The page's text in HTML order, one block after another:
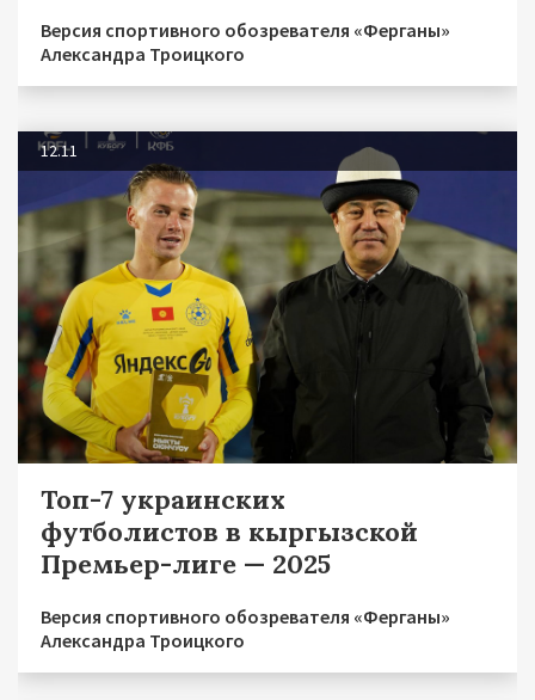
Версия спортивного обозревателя «Ферганы»
Александра Троицкого
12.11
Топ-7 украинских
футболистов в кыргызской
Премьер-лиге — 2025
Версия спортивного обозревателя «Ферганы»
Александра Троицкого